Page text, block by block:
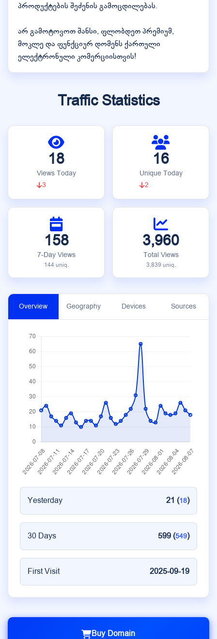
პროდუქტების შეძენის გამოცდილებას.
არ გამოტოვოთ შანსი, ფლობდეთ პრემიუმ,
მოკლე და ფუნქციურ დომენს ქართული
ელექტრონული კომერციისთვის!
Traffic Statistics
18
Views Today
3
16
Unique Today
2
158
7-Day Views
144 uniq.
3,960
Total Views
3,839 uniq.
Overview Geography Devices Sources
Yesterday 21 (18)
30 Days 599 (549)
First Visit 2025-09-19
Buy Domain